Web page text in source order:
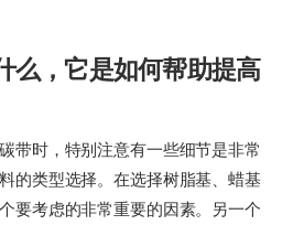
么，它是如何帮助提高
带时，特别注意有一些细节是非常
的类型选择。在选择树脂基、蜡基
要考虑的非常重要的因素。另一个